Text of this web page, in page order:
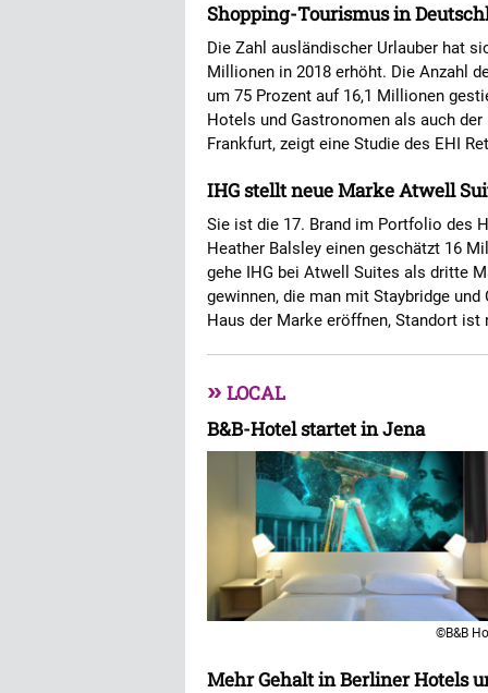
Shopping-Tourismus in
Die Zahl ausländischer Urlauber hat
Millionen in 2018 erhöht. Die Anzahl
um 75 Prozent auf 16,1 Millionen
Hotels und Gastronomen als auch
Frankfurt, zeigt eine Studie des EHI
IHG stellt neue Marke Atwell
Sie ist die 17. Brand im Portfolio des
Heather Balsley einen geschätzt 16
gehe IHG bei Atwell Suites als dritte
gewinnen, die man mit Staybridge
Haus der Marke eröffnen, Standort
» LOCAL
B&B-Hotel startet in Jena
©B&B
Mehr Gehalt in Berliner Hotels